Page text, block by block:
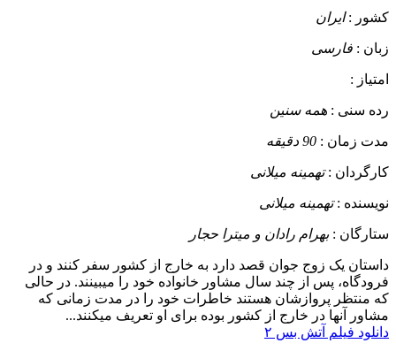
کشور :ایران
زبان : فارسی
امتیاز :
رده سنی : همه سنین
مدت زمان : 90 دقیقه
کارگردان :تهمینه میلانی
نویسنده :تهمینه میلانی
ستارگان :بهرام رادان و میترا حجار
داستان یک زوج جوان قصد دارد به خارج از کشور سفر کنند و در
فرودگاه، پس از چند سال مشاور خانواده خود را میبینند. در حالی
که منتظر پروازشان هستند خاطرات خود را در مدت زمانی که
مشاور آنها در خارج از کشور بوده برای او تعریف میکنند...
دانلود فیلم آتش بس ۲